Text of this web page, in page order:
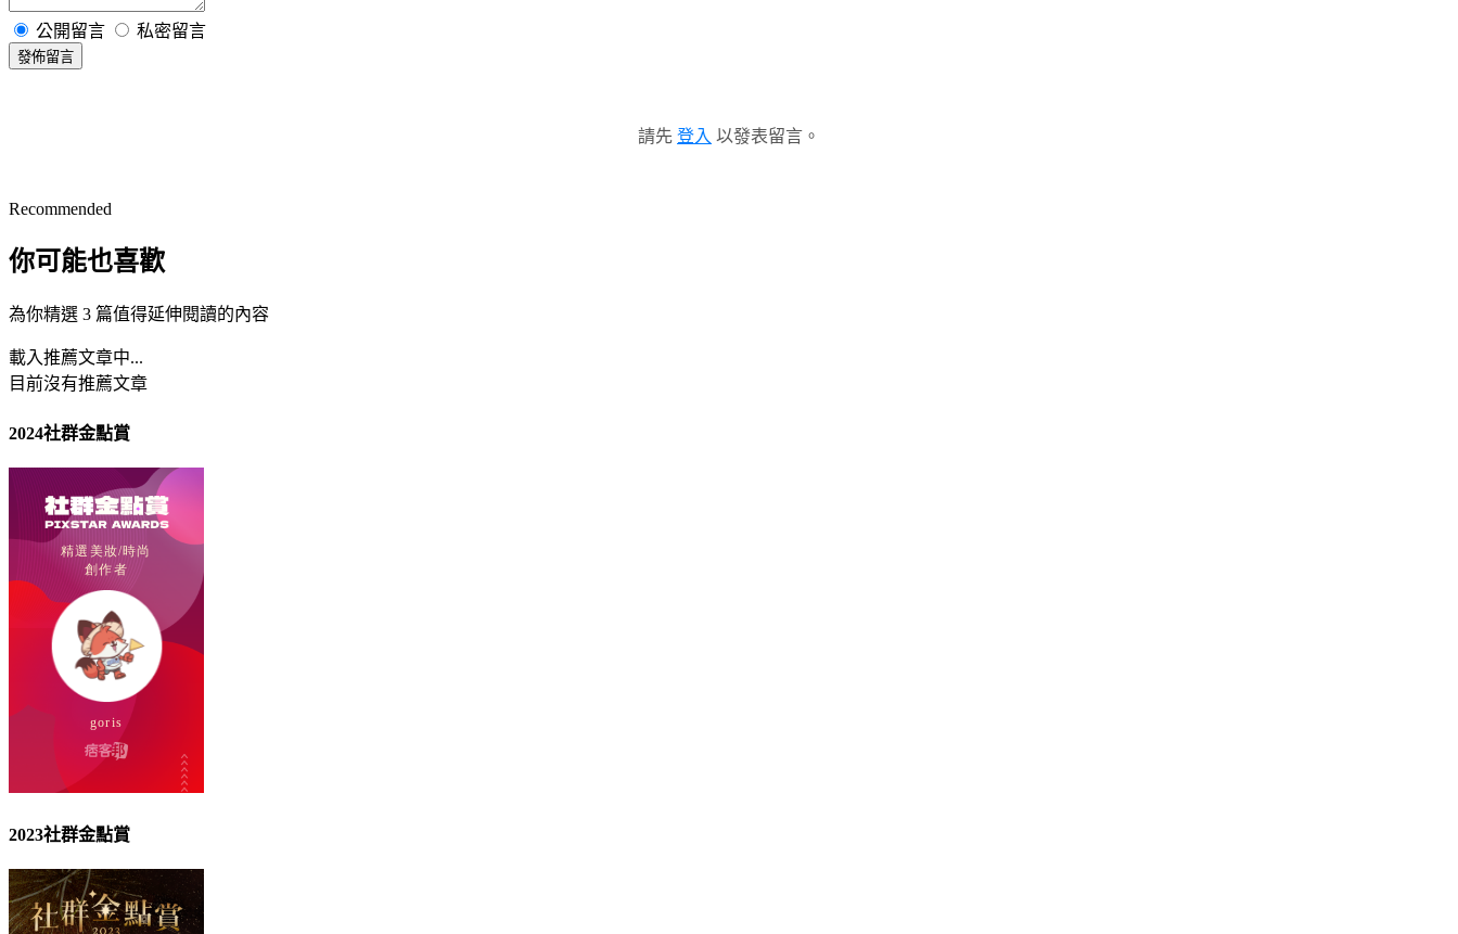
公開留言 私密留言
發佈留言
請先 登入 以發表留言。
Recommended
你可能也喜歡
為你精選 3 篇值得延伸閱讀的內容
載入推薦文章中...
目前沒有推薦文章
2024社群金點賞
2023社群金點賞